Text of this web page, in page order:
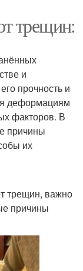
трещин:
и
прочность и
деформациям
факторов. В
причины
их
трещин, важно
причины